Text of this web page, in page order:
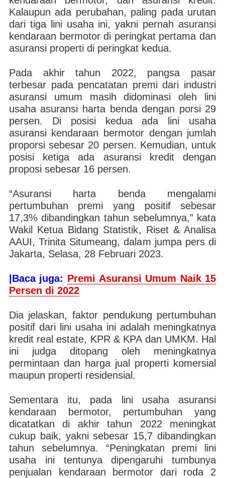
Kalaupun ada perubahan, paling pada urutan
dari tiga lini usaha ini, yakni pernah asuransi
kendaraan bermotor di peringkat pertama dan
asuransi properti di peringkat kedua.
Pada akhir tahun 2022, pangsa pasar
terbesar pada pencatatan premi dari industri
asuransi umum masih didominasi oleh lini
usaha asuransi harta benda dengan porsi 29
persen. Di posisi kedua ada lini usaha
asuransi kendaraan bermotor dengan jumlah
proporsi sebesar 20 persen. Kemudian, untuk
posisi ketiga ada asuransi kredit dengan
proposi sebesar 16 persen.
“Asuransi harta benda mengalami
pertumbuhan premi yang positif sebesar
17,3% dibandingkan tahun sebelumnya,” kata
Wakil Ketua Bidang Statistik, Riset & Analisa
AAUI, Trinita Situmeang, dalam jumpa pers di
Jakarta, Selasa, 28 Februari 2023.
|Baca juga: Premi Asuransi Umum Naik 15
Persen di 2022
Dia jelaskan, faktor pendukung pertumbuhan
positif dari lini usaha ini adalah meningkatnya
kredit real estate, KPR & KPA dan UMKM. Hal
ini judga ditopang oleh meningkatnya
permintaan dan harga jual properti komersial
maupun properti residensial.
Sementara itu, pada lini usaha asuransi
kendaraan bermotor, pertumbuhan yang
dicatatkan di akhir tahun 2022 meningkat
cukup baik, yakni sebesar 15,7 dibandingkan
tahun sebelumnya. “Peningkatan premi lini
usaha ini tentunya dipengaruhi tumbunya
penjualan kendaraan bermotor dari roda 2